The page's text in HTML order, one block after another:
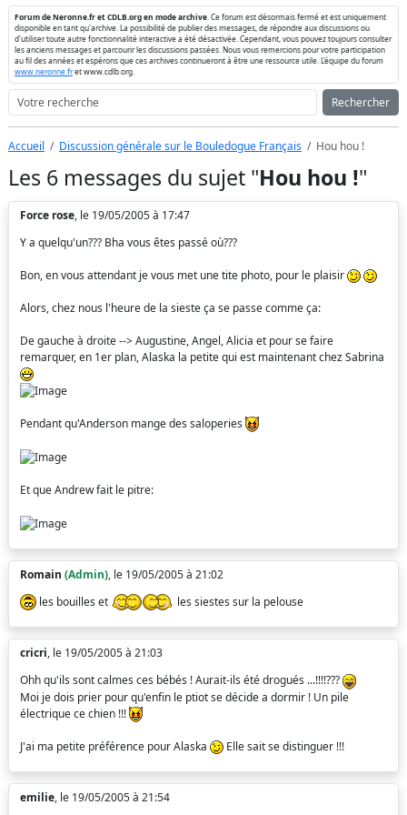
Forum de Neronne.fr et CDLB.org en mode archive . Ce forum est désormais fermé et est uniquement
disponible en tant qu'archive. La possibilité de publier des messages, de répondre aux discussions ou
d'utiliser toute autre fonctionnalité interactive a été désactivée. Cependant, vous pouvez toujours consulter
les anciens messages et parcourir les discussions passées. Nous vous remercions pour votre participation
au fil des années et espérons que ces archives continueront à être une ressource utile. L'équipe du forum
www.neronne.fret www.cdlb.org.
Rechercher
Accueil Discussion générale sur le Bouledogue Français Hou hou !
Les 6 messages du sujet "Hou hou !"
Force rose, le 19/05/2005 à 17:47
Y a quelqu'un??? Bha vous êtes passé où???
Bon, en vous attendant je vous met une tite photo, pour le plaisir
Alors, chez nous l'heure de la sieste ça se passe comme ça:
De gauche à droite --> Augustine, Angel, Alicia et pour se faire
remarquer, en 1er plan, Alaska la petite qui est maintenant chez Sabrina
Pendant qu'Anderson mange des saloperies
Et que Andrew fait le pitre:
Romain (Admin), le 19/05/2005 à 21:02
les bouilles et
les siestes sur la pelouse
cricri, le 19/05/2005 à 21:03
Ohh qu'ils sont calmes ces bébés ! Aurait-ils été drogués ...!!!!???
Moi je dois prier pour qu'enfin le ptiot se décide a dormir ! Un pile
électrique ce chien !!!
J'ai ma petite préférence pour Alaska Elle sait se distinguer !!!
emilie, le 19/05/2005 à 21:54